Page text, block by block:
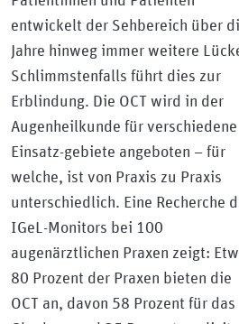
entwickelt der Sehbereich über
Jahre hinweg immer weitere
Schlimmstenfalls führt dies zur
Erblindung. Die OCT wird in der
Augenheilkunde für verschiedene
Einsatz-gebiete angeboten – für
welche, ist von Praxis zu Praxis
unterschiedlich. Eine Recherche
IGeL-Monitors bei 100
augenärztlichen Praxen zeigt:
80 Prozent der Praxen bieten die
OCT an, davon 58 Prozent für das